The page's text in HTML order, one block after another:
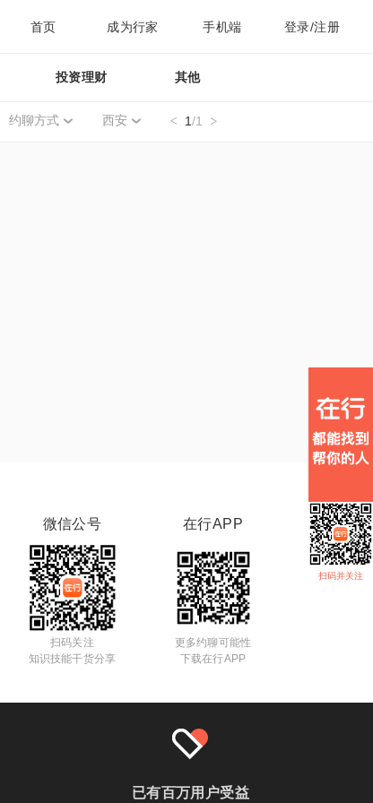
首页 成为行家 手机端 登录/注册
投资理财 其他
约聊方式 西安 1/1
扫码并关注
微信公号
扫码关注
知识技能干货分享
在行APP
更多约聊可能性
下载在行APP
已有百万用户受益